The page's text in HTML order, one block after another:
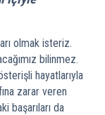
olmak isteriz.
bilinmez.
hayatlarıyla
zarar veren
başarıları da